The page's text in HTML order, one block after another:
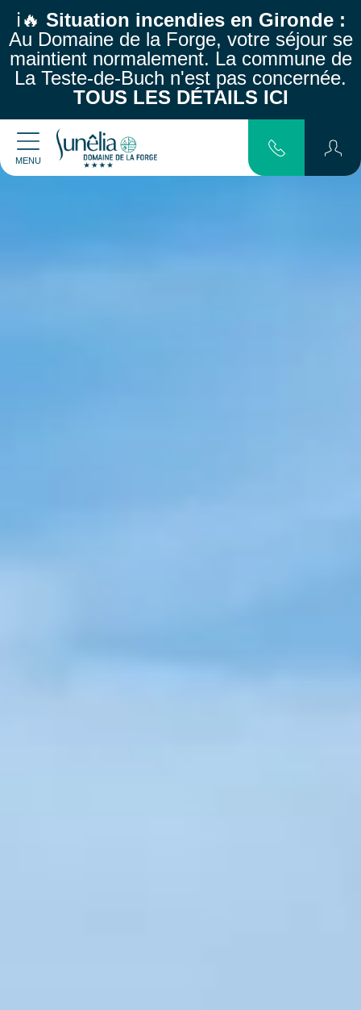
ℹ️🔥 Situation incendies en Gironde :
Au Domaine de la Forge, votre séjour se
maintient normalement. La commune de
La Teste-de-Buch n'est pas concernée.
TOUS LES DÉTAILS ICI
MENU